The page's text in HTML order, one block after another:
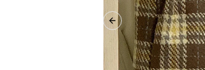
Previous slide